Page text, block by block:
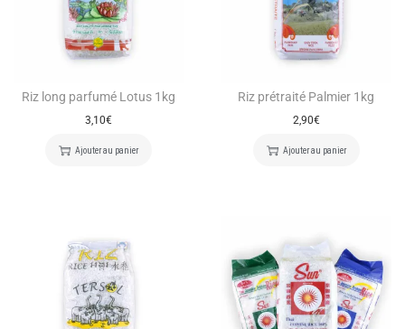
Riz long parfumé Lotus 1kg
3,10€
Ajouter au panier
Riz prétraité Palmier 1kg
2,90€
Ajouter au panier